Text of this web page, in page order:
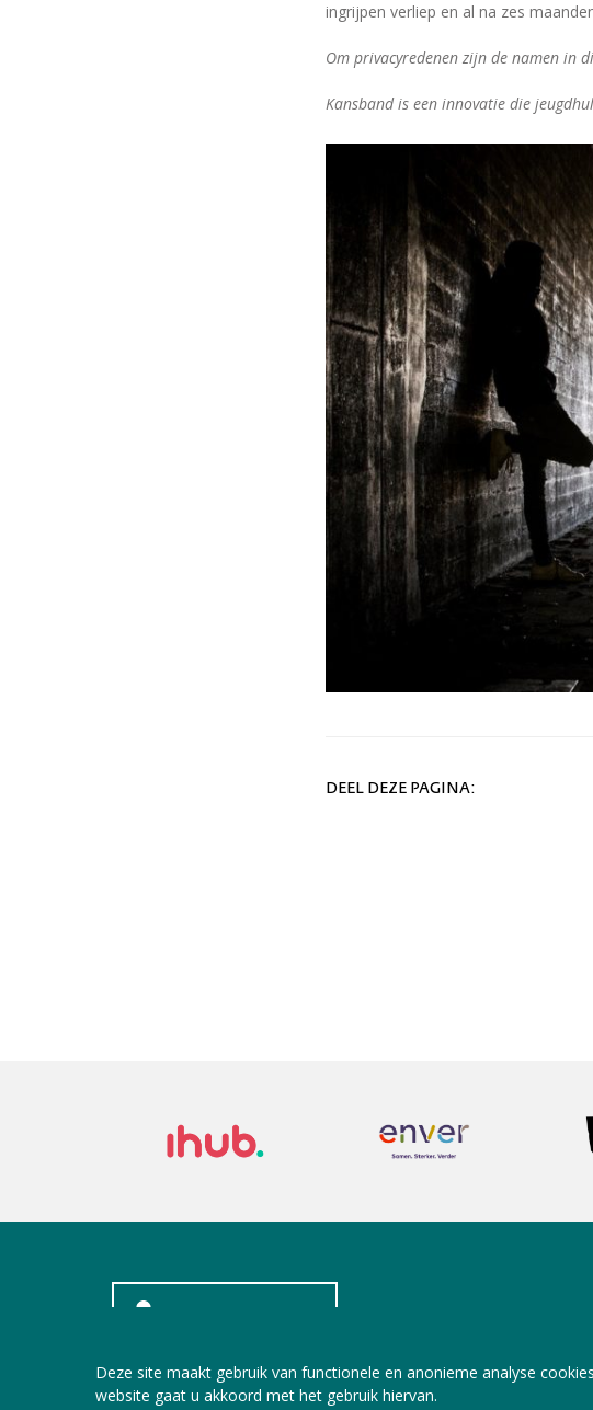
ingrijpen verliep en al na zes
Om privacyredenen zijn de namen in
Kansband is een innovatie die
DEEL DEZE PAGINA:
Deze site maakt gebruik van functionele en anonieme analyse
website gaat u akkoord met het gebruik hiervan.